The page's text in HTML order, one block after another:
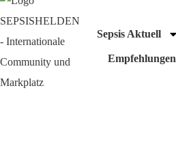
Sepsis Aktuell
Empfehlungen